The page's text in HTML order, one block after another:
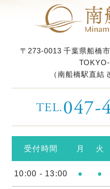
〒273-0013 千葉県船橋
（南船橋駅直結
TEL.047-
受付時間 月 火
10:00 - 13:00 ● ●